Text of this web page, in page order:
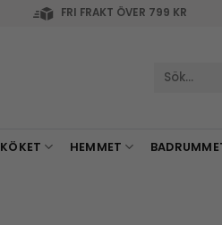
FRI FRAKT ÖVER 799 KR
Sök
KÖKET HEMMET